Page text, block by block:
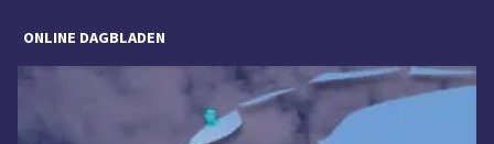
ONLINE DAGBLADEN